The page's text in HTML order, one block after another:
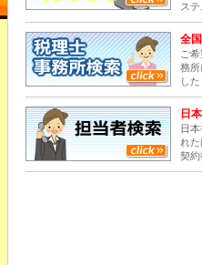
ス
全
ご
務所
し
日
日
れた
契約